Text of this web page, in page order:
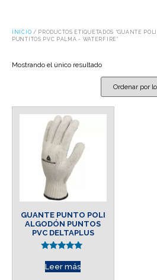
INICIO / PRODUCTOS ETIQUETADOS “GUANTE
PUNTITOS PVC PALMA - WATERFIRE”
Mostrando el único resultado
GUANTE PUNTO POLI
ALGODÓN PUNTOS
PVC DELTAPLUS
5.00
de 5
Leer más